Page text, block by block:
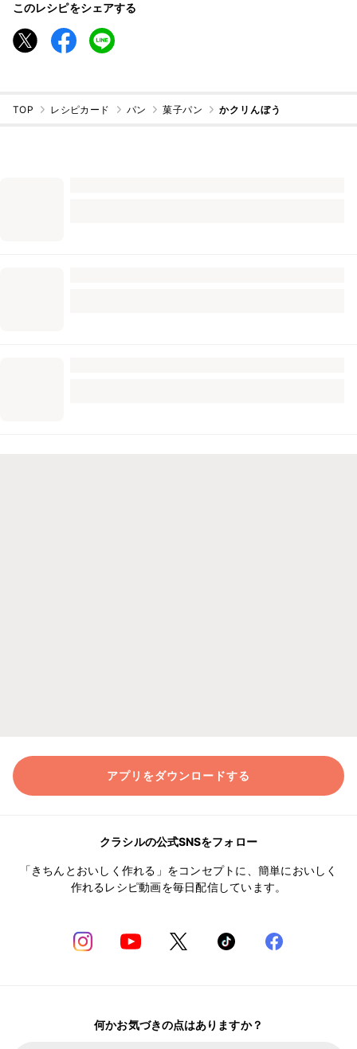
このレシピをシェアする
TOP レシピカード パン 菓子パン かクリんぼう
アプリをダウンロードする
クラシルの公式SNSをフォロー
「きちんとおいしく作れる」をコンセプトに、簡単においしく
作れるレシピ動画を毎日配信しています。
何かお気づきの点はありますか？